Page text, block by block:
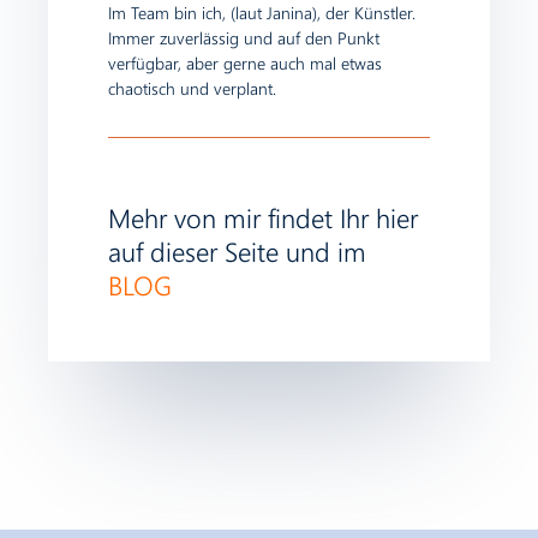
Im Team bin ich, (laut Janina), der Künstler.
Immer zuverlässig und auf den Punkt
verfügbar, aber gerne auch mal etwas
chaotisch und verplant.
Mehr von mir findet Ihr hier
auf dieser Seite und im
BLOG